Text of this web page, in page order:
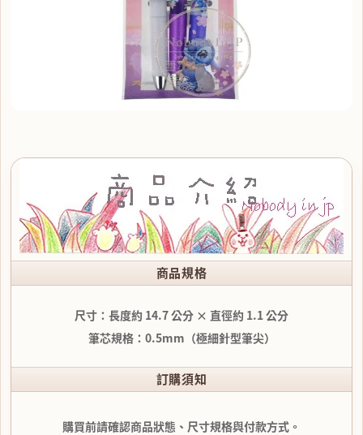
商品規格
尺寸：長度約 14.7 公分 × 直徑約 1.1 公分
筆芯規格：0.5mm（極細針型筆尖）
訂購須知
購買前請確認商品狀態、尺寸規格與付款方式。